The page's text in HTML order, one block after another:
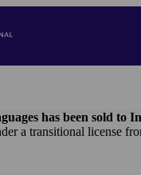
has been sold to
a transitional license